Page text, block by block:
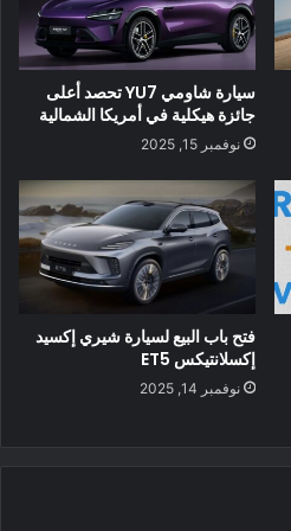
لدينا أي مواصفات ، ولكن نجمة
رؤيتها في نماذج الإنتاج
رقميين”. يمكنك التحقق من
أدناه.
سيارة شاومي YU7 تحصد أعلى
جائزة هيكلية في أمريكا الشمالية
نوفمبر 15, 2025
فتح باب البيع لسيارة شيري إكسيد
إكسلانتيكس ET5
نوفمبر 14, 2025